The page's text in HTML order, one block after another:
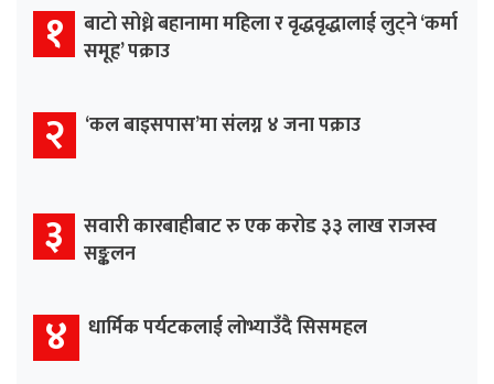
१ बाटो सोध्ने बहानामा महिला र वृद्धवृद्धालाई लुट्ने ‘कर्मा
समूह’ पक्राउ
२ ‘कल बाइसपास’मा संलग्न ४ जना पक्राउ
३ सवारी कारबाहीबाट रु एक करोड ३३ लाख राजस्व
सङ्कलन
४ धार्मिक पर्यटकलाई लोभ्याउँदै सिसमहल